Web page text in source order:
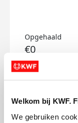
Welkom bij KWF.
We gebruiken
Opgehaald
€0
Doneer